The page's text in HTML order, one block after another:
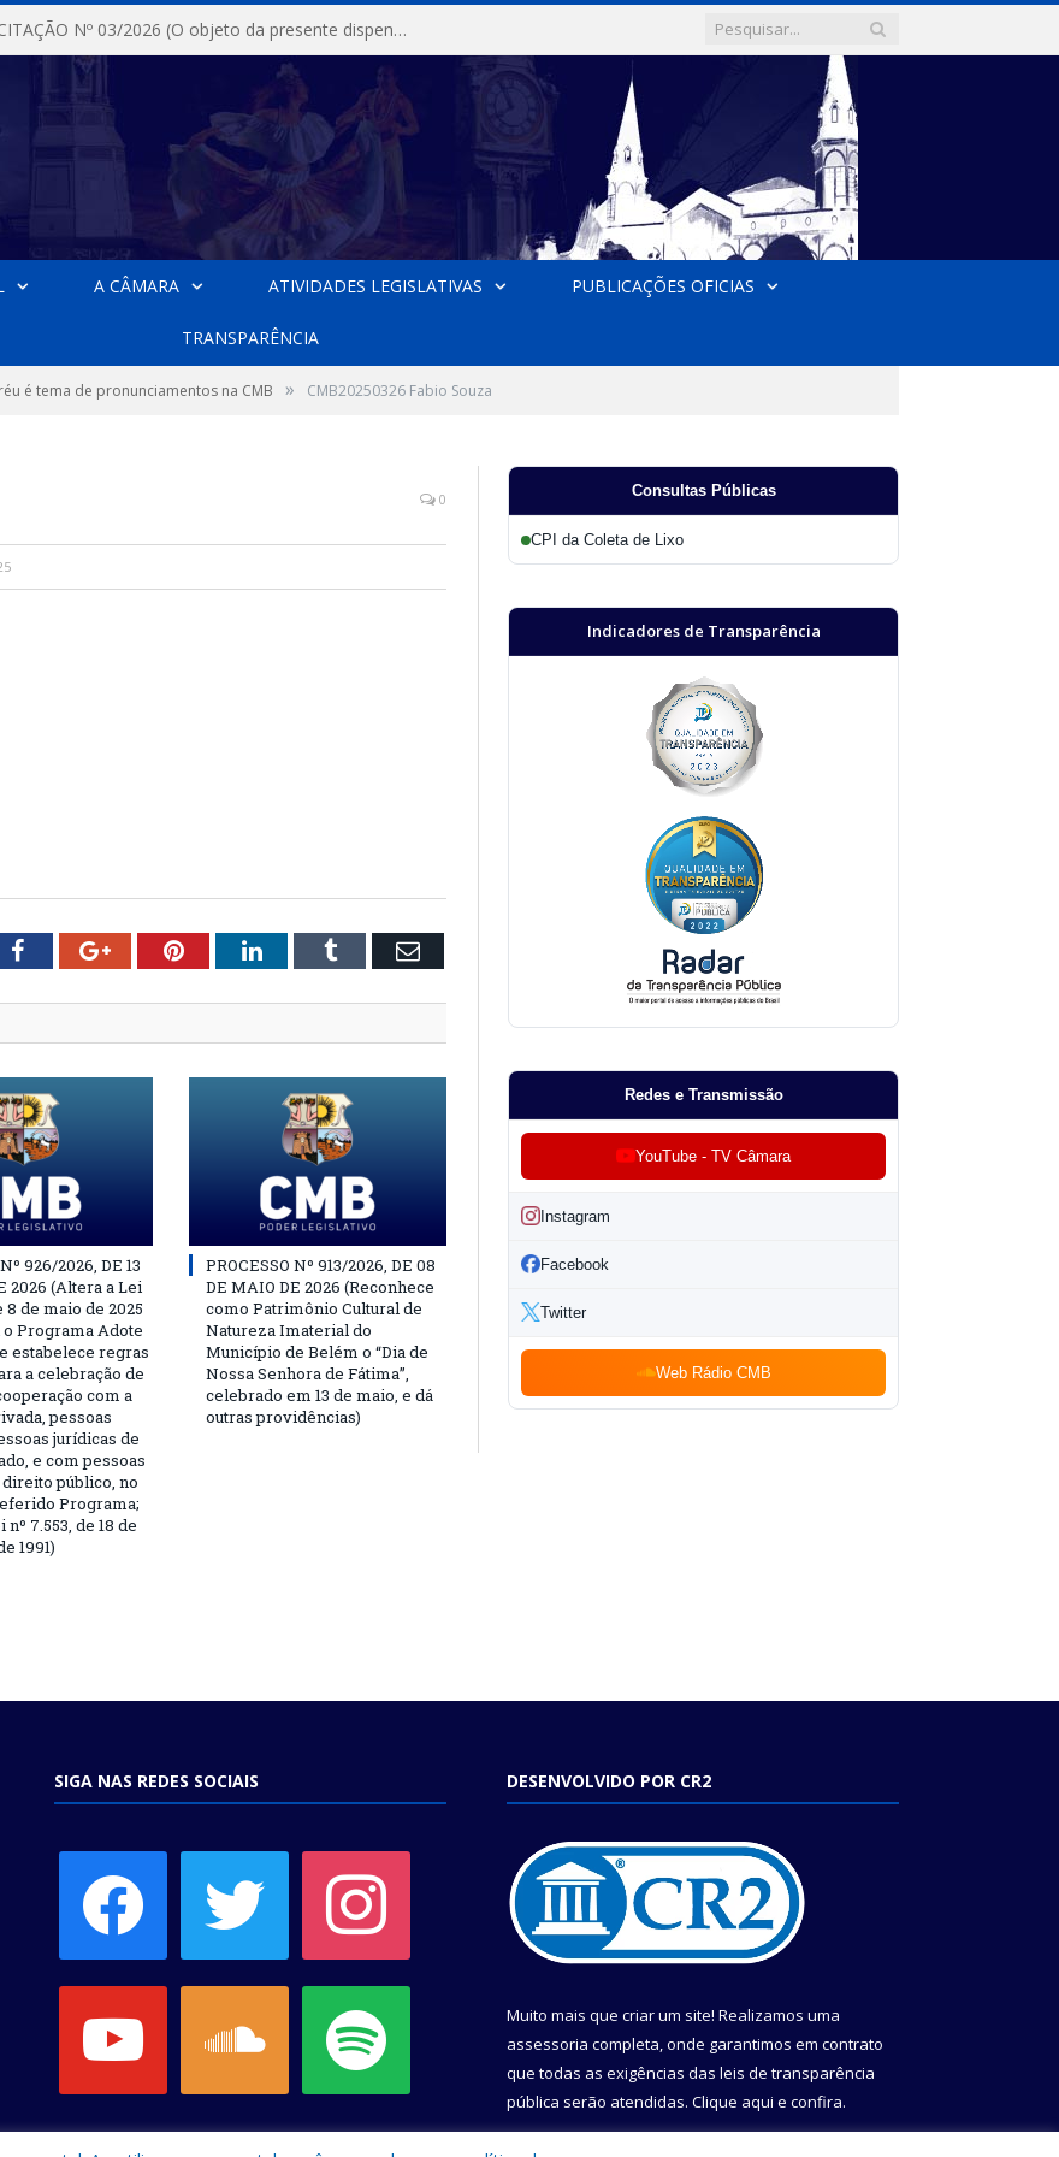
DISPENSA DE LICITAÇÃO Nº 03/2026 (O objeto da presente dispensa é a escolha da proposta mais vantajosa para a aquisição, de aparelhos de ar condicionado, tipo Split, com material de instalação e fogão industrial, conforme condições, quantidades e exigências estabelecidas no termo de referencia e neste aviso de contratação direta e seus anexos)
A CÂMARA ATIVIDADES LEGISLATIVAS PUBLICAÇÕES OFICIAS
TRANSPARÊNCIA
é tema de pronunciamentos na CMB » CMB20250326 Fabio Souza
0
FacebookGoogle+PinterestLinkedInTumblr Email
926/2026, DE 13
2026 (Altera a Lei
8 de maio de 2025
o Programa Adote
estabelece regras
a celebração de
com a
pessoas
jurídicas de
e com pessoas
público, no
Programa;
7.553, de 18 de
1991)
PROCESSO Nº 913/2026, DE 08
DE MAIO DE 2026 (Reconhece
como Patrimônio Cultural de
Natureza Imaterial do
Município de Belém o “Dia de
Nossa Senhora de Fátima”,
celebrado em 13 de maio, e dá
outras providências)
Consultas Públicas
CPI da Coleta de Lixo
Indicadores de Transparência
Redes e Transmissão
YouTube - TV Câmara
Instagram
Facebook
Twitter
Web Rádio CMB
SIGA NAS REDES SOCIAIS DESENVOLVIDO POR CR2
Muito mais que criar um site! Realizamos uma
assessoria completa, onde garantimos em contrato
que todas as exigências das leis de transparência
pública serão atendidas. Clique aqui e confira.